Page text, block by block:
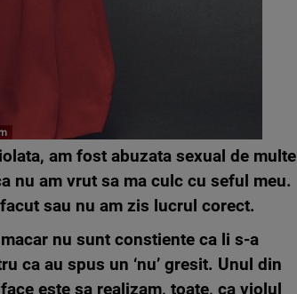
am fost abuzata sexual de multe
nu am vrut sa ma culc cu seful meu.
sau nu am zis lucrul corect.
nu sunt constiente ca li s-a
ca au spus un ‘nu’ gresit. Unul din
este sa realizam, toate, ca violul